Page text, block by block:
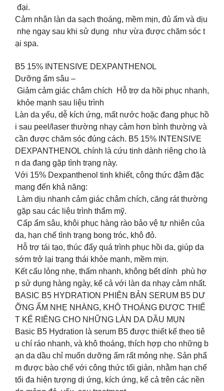
đại.
‍️Cảm nhận làn da sạch thoáng, mềm mịn, đủ ẩm và dịu
nhẹ ngay sau khi sử dụng như vừa được chăm sóc t
ại spa.
B5 15% INTENSIVE DEXPANTHENOL
Dưỡng ẩm sâu –
Giảm cảm giác châm chích Hỗ trợ da hồi phục nhanh,
khỏe mạnh sau liệu trình
Làn da yếu, dễ kích ứng, mất nước hoặc đang phục hồ
i sau peel/laser thường nhạy cảm hơn bình thường và
cần được chăm sóc đúng cách. B5 15% INTENSIVE
DEXPANTHENOL chính là cứu tinh dành riêng cho là
n da đang gặp tình trạng này.
️Với 15% Dexpanthenol tinh khiết, công thức đậm đặc
mang đến khả năng:
Làm dịu nhanh cảm giác châm chích, căng rát thường
gặp sau các liệu trình thẩm mỹ.
Cấp ẩm sâu, khôi phục hàng rào bảo vệ tự nhiên của
da, hạn chế tình trạng bong tróc, khô đỏ.
Hỗ trợ tái tạo, thúc đẩy quá trình phục hồi da, giúp da
sớm trở lại trạng thái khỏe mạnh, mềm mịn.
️Kết cấu lỏng nhẹ, thấm nhanh, không bết dính phù hợ
p sử dụng hàng ngày, kể cả với làn da nhạy cảm nhất.
BASIC B5 HYDRATION PHIÊN BẢN SERUM B5 DƯ
ỠNG ẨM NHẸ NHÀNG, KHÔ THOÁNG ĐƯỢC THIẾ
T KẾ RIÊNG CHO NHỮNG LÀN DA DẦU MỤN
Basic B5 Hydration là serum B5 được thiết kế theo tiê
u chí ráo nhanh, và khô thoáng, thích hợp cho những b
ạn da dầu chỉ muốn dưỡng ẩm rất mỏng nhẹ. Sản phẩ
m được bào chế với công thức tối giản, nhằm hạn chế
tối đa hiện tượng dị ứng, kích ứng, kể cả trên các nền